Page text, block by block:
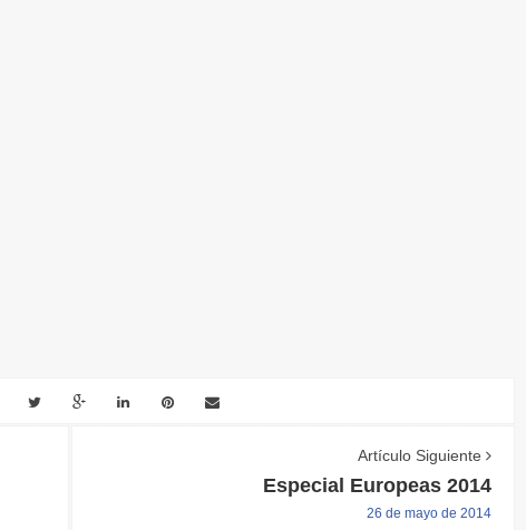
Artículo Siguiente
Especial Europeas 2014
26 de mayo de 2014